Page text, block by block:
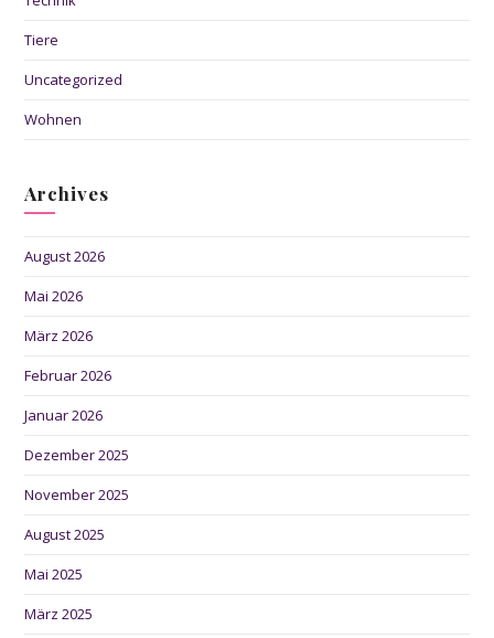
Tiere
Uncategorized
Wohnen
Archives
August 2026
Mai 2026
März 2026
Februar 2026
Januar 2026
Dezember 2025
November 2025
August 2025
Mai 2025
März 2025